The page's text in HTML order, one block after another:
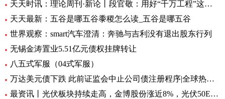
天天时讯：理论周刊·新论丨段官敬：用好“千万工程”这个乡村振兴“金钥匙”
天天最新：五谷是哪五谷黍稷怎么读_五谷是哪五谷
世界观察：smart汽车澄清：奔驰与吉利没有退出股东行列
无锡金涛置业5.51亿元债权挂牌转让
八五式军服（04式军服）
万达美元债下跌 此前证监会中止公司债注册程序|全球热资讯
最资讯丨光伏板块持续走高，金博股份涨近8%，光伏50ETF（516880）6月8日来累计反弹近10%丨ETF观察